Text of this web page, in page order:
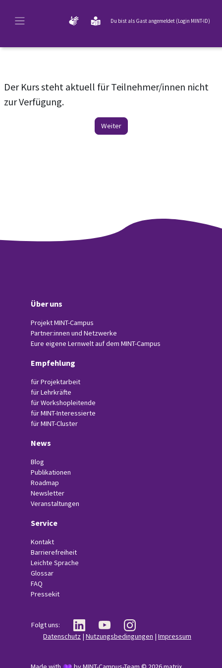
Du bist als Gast angemeldet (Login MINT-ID)
Der Kurs steht aktuell für Teilnehmer/innen nicht
zur Verfügung.
Weiter
Über uns
Projekt MINT-Campus
Partner:innen und Netzwerke
Eure eigene Lernwelt auf dem MINT-Campus
Empfehlung
für Projektarbeit
für Lehrkräfte
für Workshopleitende
für MINT-Interessierte
für MINT-Cluster
News
Blog
Publikationen
Roadmap
Newsletter
Veranstaltungen
Service
Kontakt
Barrierefreiheit
Leichte Sprache
Glossar
FAQ
Pressekit
Folgt uns:
Datenschutz | Nutzungsbedingungen | Impressum